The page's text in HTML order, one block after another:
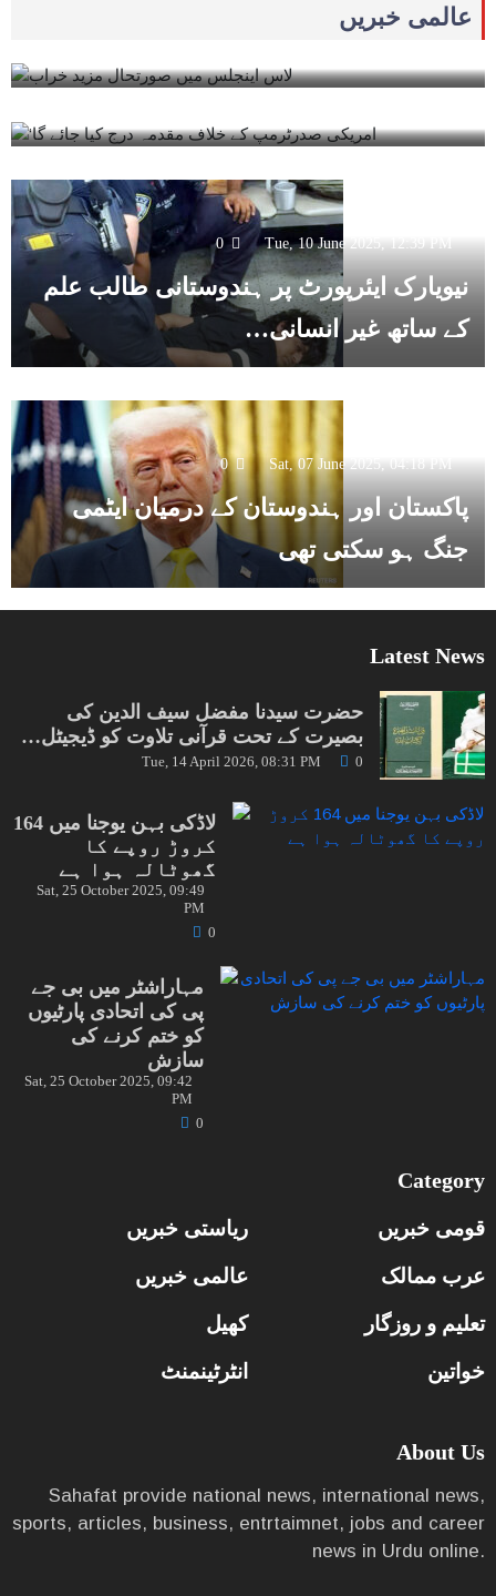
عالمی خبریں
Tue, 10 June 2025, 01:04 PM
Tue, 10 June 2025, 12:54 PM
‘امریکی صدرٹرمپ کے خلاف مقدمہ درج کیا
Tue, 10 June 2025, 12:39 PM
0
نیویارک ایئرپورٹ پر ہندوستانی طالب علم
کے ساتھ غیر انسانی…
Sat, 07 June 2025, 04:18 PM
0
پاکستان اور ہندوستان کے درمیان ایٹمی
جنگ ہو سکتی تھی
Latest News
حضرت سیدنا مفضل سیف الدین کی
بصیرت کے تحت قرآنی تلاوت کو ڈیجیٹل…
Tue, 14 April 2026, 08:31 PM 0
لاڈکی بہن یوجنا میں 164
کروڑ روپے کا
گھوٹالہ ہوا ہے
Sat, 25 October 2025, 09:49
PM
0
مہاراشٹر میں بی جے
پی کی اتحادی پارٹیوں
کو ختم کرنے کی
سازش
Sat, 25 October 2025, 09:42
PM
0
Category
قومی خبریں ریاستی خبریں
عرب ممالک عالمی خبریں
تعلیم و روزگار کھیل
خواتین انٹرٹینمنٹ
About Us
Sahafat provide national news, international news,
sports, articles, business, entrtaimnet, jobs and career
news in Urdu online.